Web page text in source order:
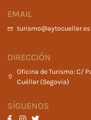
EMAIL
turismo@aytocuellar.es
DIRECCIÓN
Oficina de Turismo: C/
Cuéllar (Segovia)
SÍGUENOS